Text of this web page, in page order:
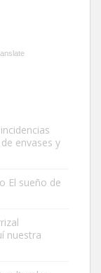
de la zona los
de un mes,
envases y
El sueño de
nuestra